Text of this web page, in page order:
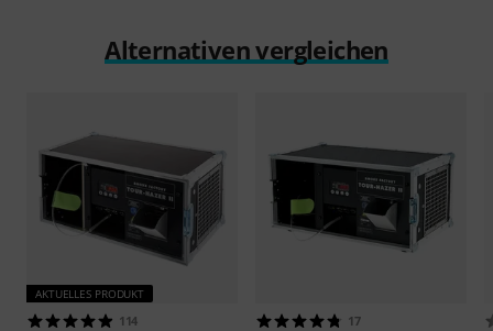
Alternativen vergleichen
AKTUELLES PRODUKT
114 17